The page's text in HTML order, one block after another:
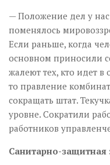
— Положение дел у
поменялось
Если раньше, когда
основном приносили
жалеют тех, кто идет в
то правление
сокращать штат.
уровне. Сократили
работников
Санитарно-защитная